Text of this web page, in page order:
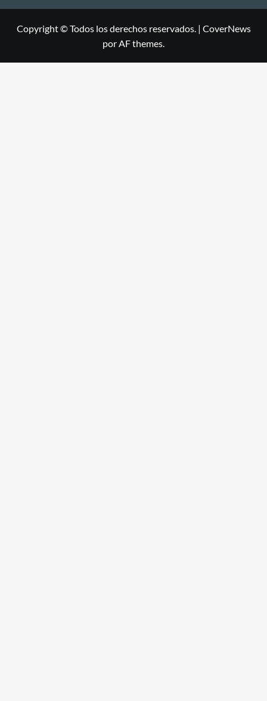
Copyright © Todos los derechos reservados. | CoverNews
por AF themes.